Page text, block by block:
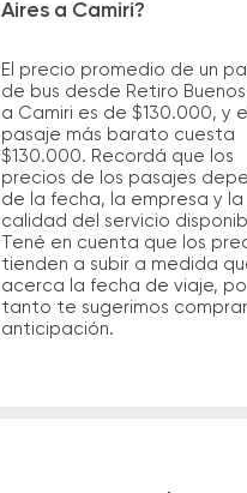
Aires a Camiri?
El precio promedio de un
de bus desde Retiro Buenos
a Camiri es de $130.000, y el
pasaje más barato cuesta
$130.000. Recordá que los
precios de los pasajes
de la fecha, la empresa y la
calidad del servicio
Tené en cuenta que los
tienden a subir a medida
acerca la fecha de viaje,
tanto te sugerimos
anticipación.